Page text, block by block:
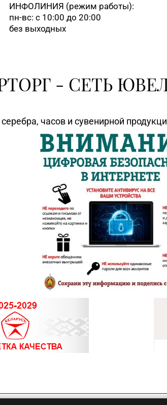
ИНФОЛИНИЯ (режим работы):
пн-вс: с 10:00 до 20:00
без выходных
- СЕТЬ
часов и сувенирной